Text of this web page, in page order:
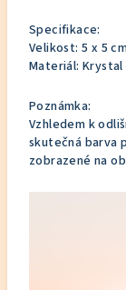
Specifikace:
Velikost: 5 x 5
Materiál: Krystal
Poznámka:
Vzhledem k
skutečná barva
zobrazené na